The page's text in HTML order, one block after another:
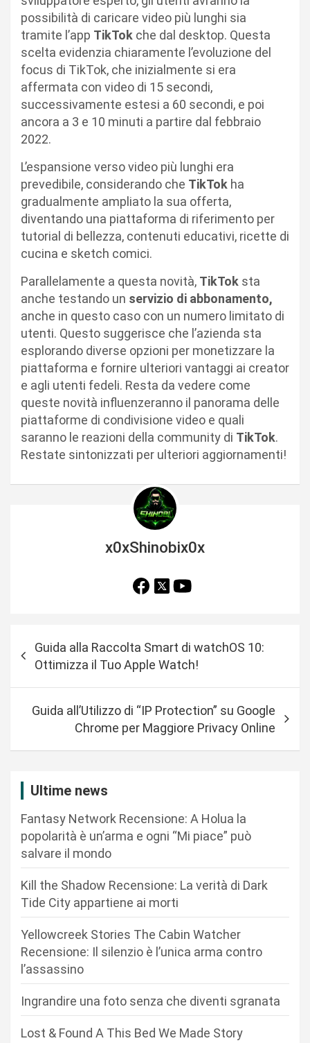
possibilità di caricare video più lunghi sia
tramite l’app TikTok che dal desktop. Questa
scelta evidenzia chiaramente l’evoluzione del
focus di TikTok, che inizialmente si era
affermata con video di 15 secondi,
successivamente estesi a 60 secondi, e poi
ancora a 3 e 10 minuti a partire dal febbraio
2022.
L’espansione verso video più lunghi era
prevedibile, considerando che TikTok ha
gradualmente ampliato la sua offerta,
diventando una piattaforma di riferimento per
tutorial di bellezza, contenuti educativi, ricette di
cucina e sketch comici.
Parallelamente a questa novità, TikTok sta
anche testando un servizio di abbonamento,
anche in questo caso con un numero limitato di
utenti. Questo suggerisce che l’azienda sta
esplorando diverse opzioni per monetizzare la
piattaforma e fornire ulteriori vantaggi ai creator
e agli utenti fedeli. Resta da vedere come
queste novità influenzeranno il panorama delle
piattaforme di condivisione video e quali
saranno le reazioni della community di TikTok.
Restate sintonizzati per ulteriori aggiornamenti!
x0xShinobix0x
a
Guida alla Raccolta Smart di watchOS 10:
Ottimizza il Tuo Apple Watch!
Guida all’Utilizzo di “IP Protection” su Google
Chrome per Maggiore Privacy Online
Ultime news
Fantasy Network Recensione: A Holua la
popolarità è un’arma e ogni “Mi piace” può
salvare il mondo
Kill the Shadow Recensione: La verità di Dark
Tide City appartiene ai morti
Yellowcreek Stories The Cabin Watcher
Recensione: Il silenzio è l’unica arma contro
l’assassino
Ingrandire una foto senza che diventi sgranata
Lost & Found A This Bed We Made Story